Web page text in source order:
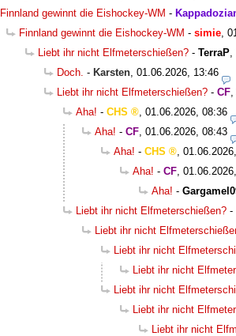
Finnland gewinnt die Eishockey-WM -
Finnland gewinnt die Eishockey-WM - simie
Liebt ihr nicht Elfmeterschießen? - TerraP
Doch. - Karsten 01.06.2026, 13:46
Liebt ihr nicht Elfmeterschießen? - CF
Aha! - CHS
01.06.2026, 08:36
Aha! - CF 01.06.2026, 08:43
Aha! - CHS
Aha! - CF
Aha! -
Liebt ihr nicht Elfmeterschießen? -
Liebt ihr nicht
Liebt ihr nicht
Liebt ihr nicht
Liebt ihr nicht
Liebt ihr nicht
Liebt ihr nicht